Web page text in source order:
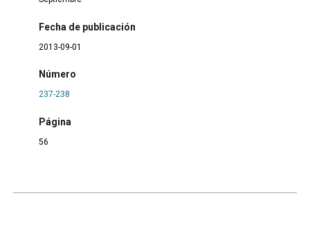
Fecha de publicación
2013-09-01
Número
237-238
Página
56